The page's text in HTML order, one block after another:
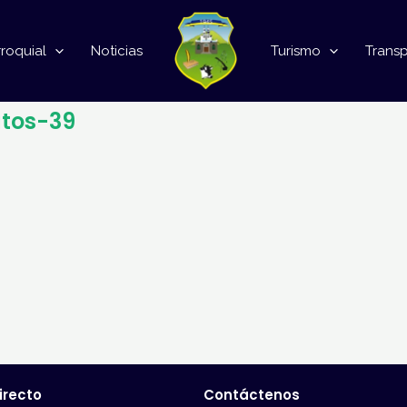
Noticias Turismo
39
Contáctenos